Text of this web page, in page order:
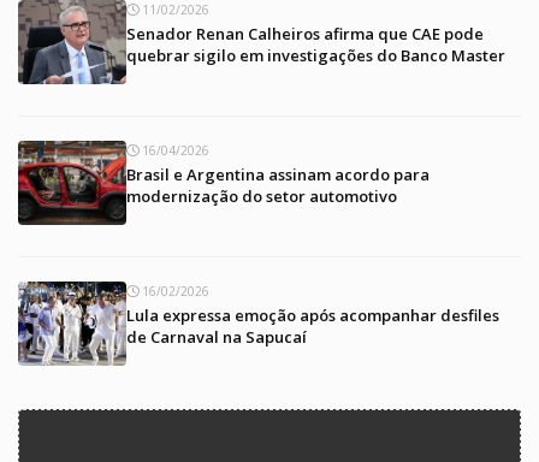
11/02/2026
Senador Renan Calheiros afirma que CAE pode
quebrar sigilo em investigações do Banco Master
16/04/2026
Brasil e Argentina assinam acordo para
modernização do setor automotivo
16/02/2026
Lula expressa emoção após acompanhar desfiles
de Carnaval na Sapucaí